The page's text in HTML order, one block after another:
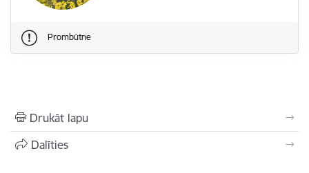
Prombūtne
Drukāt lapu
Dalīties